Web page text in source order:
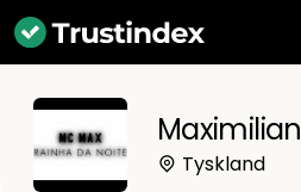
Maximilian
Tyskland